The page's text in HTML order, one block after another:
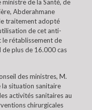
de la Santé, de
Abderahmane
traitement adopté
de cet anti-
le rétablissement de
plus de 16.000 cas
des ministres, M.
la situation sanitaire
activités sanitaires au
chirurgicales